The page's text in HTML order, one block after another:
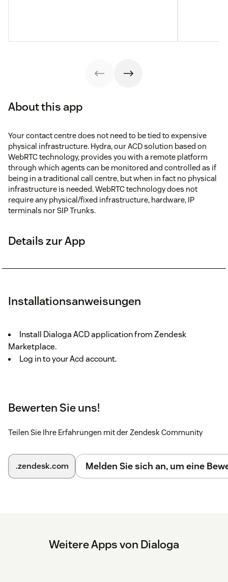
About this app
Your contact centre does not need to be tied to expensive
physical infrastructure. Hydra, our ACD solution based on
WebRTC technology, provides you with a remote platform
through which agents can be monitored and controlled as if
being in a traditional call centre, but when in fact no physical
infrastructure is needed. WebRTC technology does not
require any physical/fixed infrastructure, hardware, IP
terminals nor SIP Trunks.
Details zur App
Installationsanweisungen
Install Dialoga ACD application from Zendesk
Marketplace.
Log in to your Acd account.
Bewerten Sie uns!
Teilen Sie Ihre Erfahrungen mit der Zendesk Community
.zendesk.com Melden Sie sich an, um eine
Weitere Apps von Dialoga